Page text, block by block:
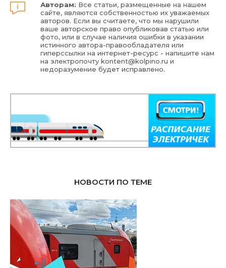
Авторам: Все статьи, размещенные на нашем
сайте, являются собственностью их уважаемых
авторов. Если вы считаете, что мы нарушили
ваше авторское право опубликовав статью или
фото, или в случае наличия ошибки в указании
истинного автора-правообладателя или
гиперссылки на интернет-ресурс - напишите нам
на электропочтуkontent@kolpino.ru и
недоразумение будет исправлено.
НОВОСТИ ПО ТЕМЕ